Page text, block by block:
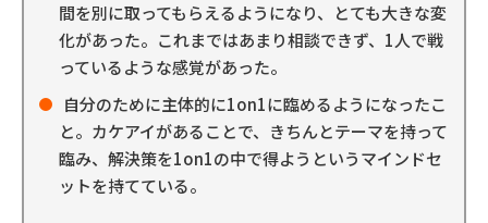
間を別に取ってもらえるようになり、とても大きな変
化があった。これまではあまり相談できず、1人で戦
っているような感覚があった。
自分のために主体的に1on1に臨めるようになったこ
と。カケアイがあることで、きちんとテーマを持って
臨み、解決策を1on1の中で得ようというマインドセ
ットを持てている。